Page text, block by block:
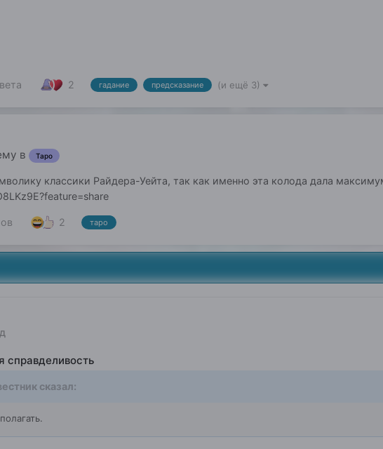
2 гадание предсказание (и ещё 3)
в Таро
классики Райдера-Уейта, так как именно эта колода дала
2 таро
сказал: